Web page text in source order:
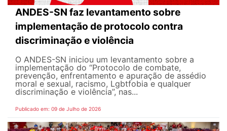
ANDES-SN faz levantamento sobre
implementação de protocolo contra
discriminação e violência
O ANDES-SN iniciou um levantamento sobre a
implementação do “Protocolo de combate,
prevenção, enfrentamento e apuração de assédio
moral e sexual, racismo, Lgbtfobia e qualquer
discriminação e violência”, nas...
Publicado em: 09 de Julho de 2026